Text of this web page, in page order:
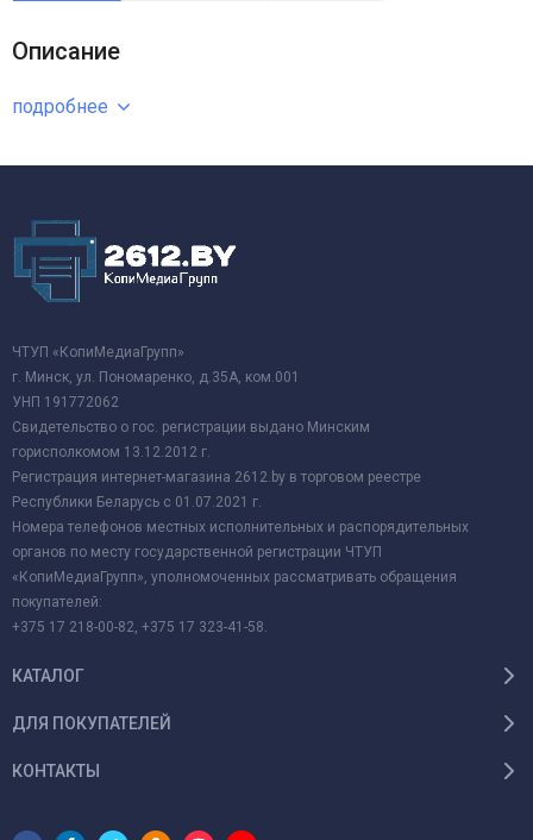
Описание
подробнее
ЧТУП «КопиМедиаГрупп»
г. Минск, ул. Пономаренко, д.35А, ком.001
УНП 191772062
Свидетельство о гос. регистрации выдано Минским
горисполкомом 13.12.2012 г.
Регистрация интернет-магазина 2612.by в торговом реестре
Республики Беларусь с 01.07.2021 г.
Номера телефонов местных исполнительных и распорядительных
органов по месту государственной регистрации ЧТУП
«КопиМедиаГрупп», уполномоченных рассматривать обращения
покупателей:
+375 17 218-00-82, +375 17 323-41-58.
КАТАЛОГ
ДЛЯ ПОКУПАТЕЛЕЙ
КОНТАКТЫ